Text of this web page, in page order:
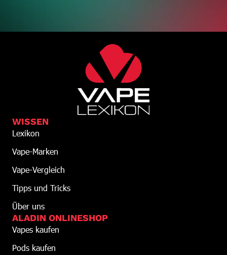
WISSEN
Lexikon
Vape-Marken
Vape-Vergleich
Tipps und Tricks
Über uns
ALADIN ONLINESHOP
Vapes kaufen
Pods kaufen